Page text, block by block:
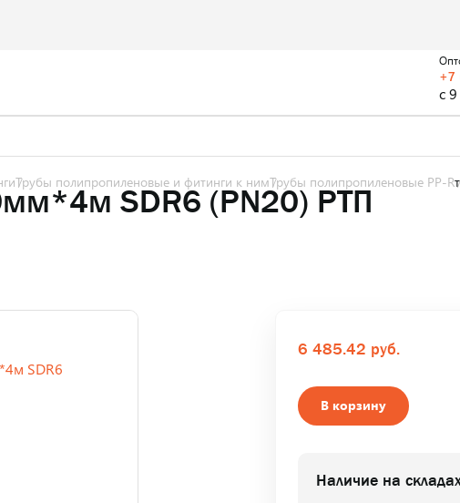
+7
с
Трубы полипропиленовые и фитинги к нимТрубы полипропиленовые PP-R
SDR6 (PN20) РТП
6 485.42 руб.
В корзину
Наличие на